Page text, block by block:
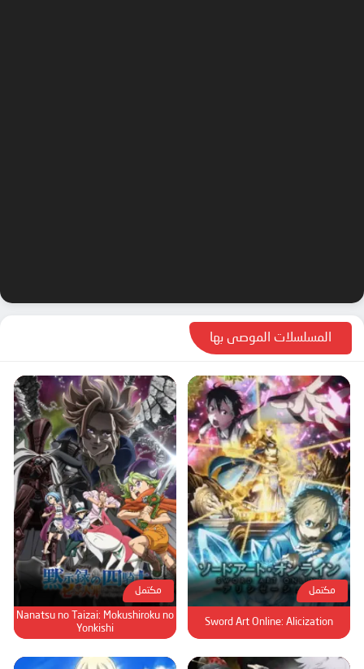
المسلسلات الموصى بها
مكتمل
Sword Art Online: Alicization
مكتمل
Nanatsu no Taizai: Mokushiroku no
Yonkishi